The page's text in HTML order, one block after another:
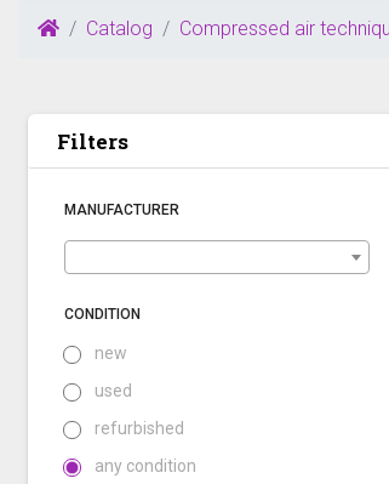
Catalog Compressed air
Filters
MANUFACTURER
CONDITION
new
used
refurbished
any condition